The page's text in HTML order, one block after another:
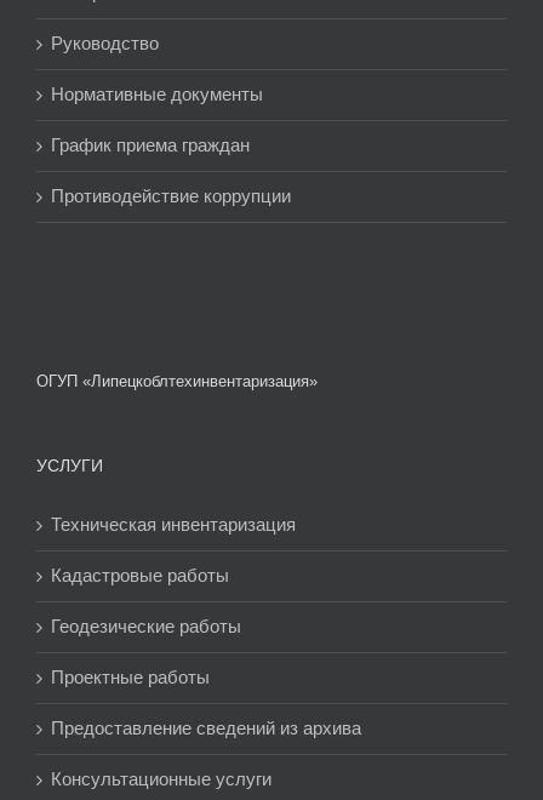
Руководство
Нормативные документы
График приема граждан
Противодействие коррупции
ОГУП «Липецкоблтехинвентаризация»
УСЛУГИ
Техническая инвентаризация
Кадастровые работы
Геодезические работы
Проектные работы
Предоставление сведений из архива
Консультационные услуги